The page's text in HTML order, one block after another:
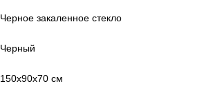
Черное закаленное стекло
Черный
150x90x70 см